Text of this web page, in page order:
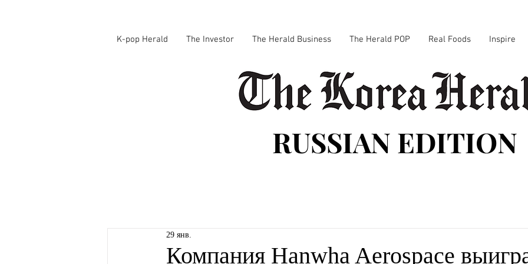
K-pop Herald The Investor The Herald Business The Herald POP Real Foods Inspire
RUSSIAN EDITION
Компания Hanwha Aerospace
29 янв.